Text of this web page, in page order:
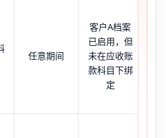
任意期间
客户A档案
已启用，但
未在应收账
款科目下绑
定